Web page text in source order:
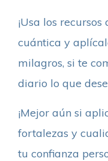
¡Usa los
cuántica y
milagros, si te
diario lo que
¡Mejor aún si
fortalezas y
tu confianza